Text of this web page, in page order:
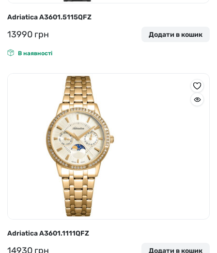
Adriatica A3601.5115QFZ
13990 грн Додати в кошик
В наявності
Adriatica A3601.1111QFZ
14930 грн Додати в кошик